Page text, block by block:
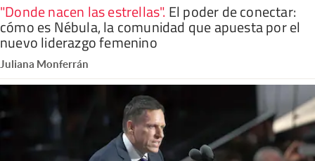
"Donde nacen las estrellas". El poder de conectar:
cómo es Nébula, la comunidad que apuesta por el
nuevo liderazgo femenino
Juliana Monferrán